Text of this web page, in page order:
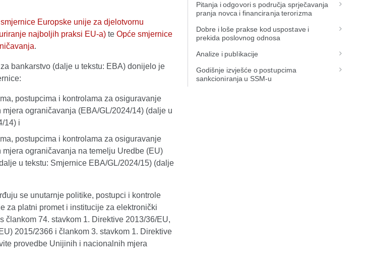
smjernice Europske unije za djelotvornu
najboljih praksi EU-a) te Opće smjernice
.
bankarstvo (dalje u tekstu: EBA) donijelo je
postupcima i kontrolama za osiguravanje
ograničavanja (EBA/GL/2024/14) (dalje u
14) i
postupcima i kontrolama za osiguravanje
ograničavanja na temelju Uredbe (EU)
u tekstu: Smjernice EBA/GL/2024/15) (dalje
se unutarnje politike, postupci i kontrole
za platni promet i institucije za elektronički
člankom 74. stavkom 1. Direktive 2013/36/EU,
2015/2366 i člankom 3. stavkom 1. Direktive
provedbe Unijinih i nacionalnih mjera
Pitanja i odgovori s područja sprječavanja
pranja novca i financiranja terorizma
Dobre i loše prakse kod uspostave i
prekida poslovnog odnosa
Analize i publikacije
Godišnje izvješće o postupcima
sankcioniranja u SSM-u